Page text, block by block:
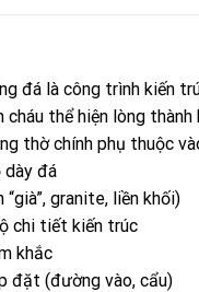
đá là công trình kiến
cháu thể hiện lòng
thờ chính phụ thuộc
dày đá
granite, liền khối)
chi tiết kiến trúc
khắc
đặt (đường vào, cẩu)